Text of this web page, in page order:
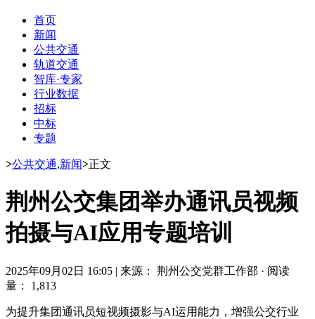
首页
新闻
公共交通
轨道交通
智库·专家
行业数据
招标
中标
专题
>公共交通,新闻>正文
荆州公交集团举办通讯员视频
拍摄与AI应用专题培训
2025年09月02日 16:05 | 来源： 荆州公交党群工作部 · 阅读
量： 1,813
为提升集团通讯员短视频摄影与AI运用能力，增强公交行业